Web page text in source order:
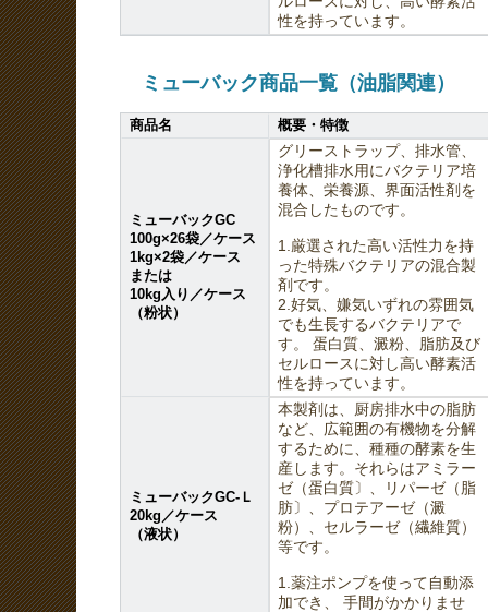
性を持っています。
ミューバック商品一覧（油脂関連）
商品名 概要・特徴
ミューバックGC
100g×26袋／ケース
1kg×2袋／ケース
または
10kg入り／ケース
（粉状）
グリーストラップ、排水管、
浄化槽排水用にバクテリア培
養体、栄養源、界面活性剤を
混合したものです。
1.厳選された高い活性力を持
った特殊バクテリアの混合製
剤です。
2.好気、嫌気いずれの雰囲気
でも生長するバクテリアで
す。 蛋白質、澱粉、脂肪及び
セルロースに対し高い酵素活
性を持っています。
ミューバックGC-Ｌ
20kg／ケース
（液状）
本製剤は、厨房排水中の脂肪
など、広範囲の有機物を分解
するために、種種の酵素を生
産します。それらはアミラー
ゼ（蛋白質〕、リパーゼ（脂
肪〕、プロテアーゼ（澱
粉）、セルラーゼ（繊維質）
等です。
1.薬注ポンプを使って自動添
加でき、 手間がかかりませ